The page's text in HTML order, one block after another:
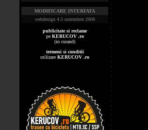
MODIFICARE INTERFATA
webdesign 4.5 noiembrie 2006
publicitate si reclame
pe KERUCOV .ro
(in curand)
termeni si conditii
utilizare KERUCOV .ro